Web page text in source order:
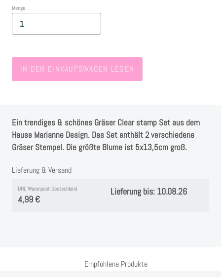
Zubehör
Frühling/Ostern
Weihnachten
SALE
Instagram
Kranzliebe
Menge
IN DEN EINKAUFSWAGEN LEGEN
Ein trendiges & schönes Gräser Clear stamp Set aus dem
Hause Marianne Design. Das Set enthält 2 verschiedene
Gräser Stempel. Die größte Blume ist 5x13,5cm groß.
Lieferung & Versand
DHL Warenpost Deutschland
4,99 €
Lieferung bis: 10.08.26
Empfohlene Produkte